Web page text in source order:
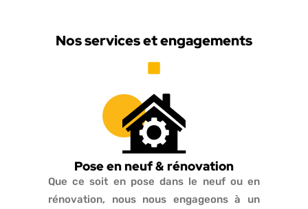
Nos services et engagements
Pose en neuf & rénovation
Que ce soit en pose dans le neuf ou en
rénovation, nous nous engageons à un